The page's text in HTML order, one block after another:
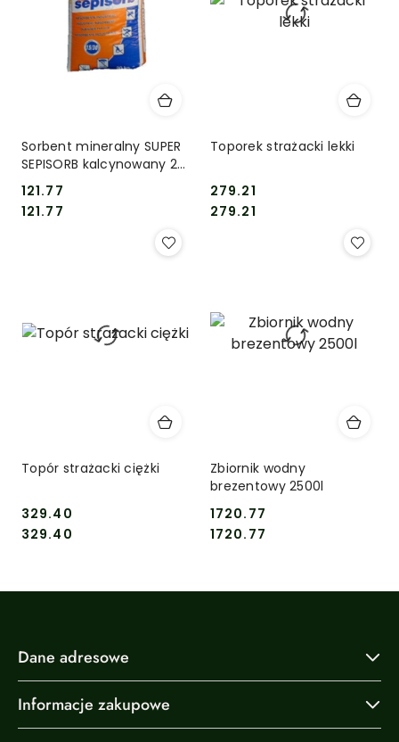
Sorbent mineralny SUPER
SEPISORB kalcynowany 20
kg
Cena:
121.77
Cena:
121.77
Toporek strażacki lekki
Cena:
279.21
Cena:
279.21
Topór strażacki ciężki
Cena:
329.40
Cena:
329.40
Zbiornik wodny
brezentowy 2500l
Cena:
1720.77
Cena:
1720.77
Dane adresowe
Informacje zakupowe